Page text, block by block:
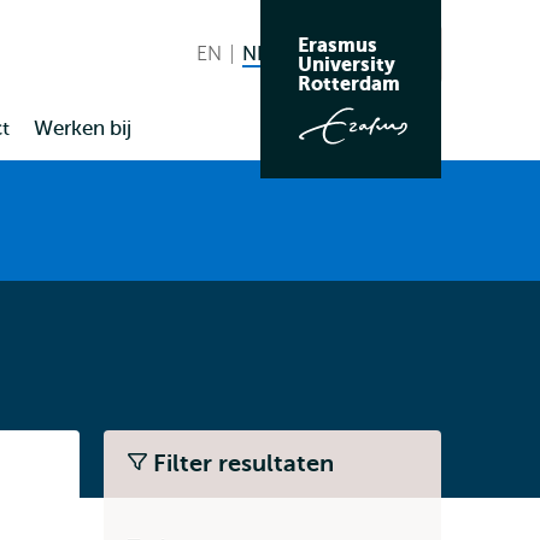
taal
EN English
NL Nederlands huidige taal
Zoeken
Erasmus
University
Rotterdam
Werken bij
Filter resultaten